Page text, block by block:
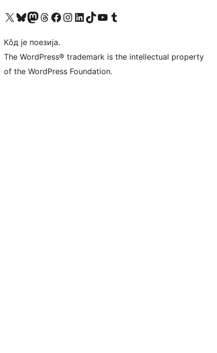
Visit our X (formerly Twitter) account
Посетите наш Bluesky налог
Visit our Mastodon account
Посетите наш налог на Threads-у Visit our Facebook page
Посетите наш Инстаграм налог
Visit our LinkedIn account
Посетите наш TikTok налог
Visit our YouTube channel
Посетите наш Tumblr налог
Кôд је поезија.
The WordPress® trademark is the intellectual property
of the WordPress Foundation.